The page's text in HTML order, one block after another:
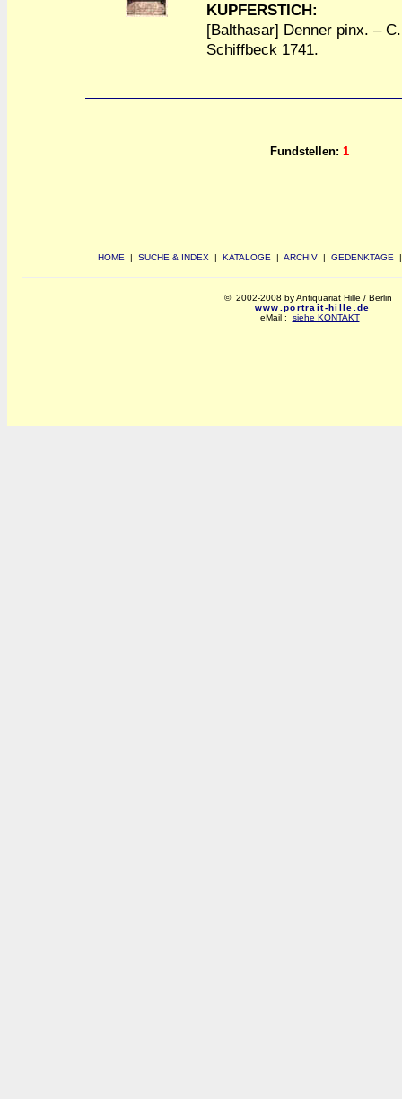
KUPFERSTICH:
[Balthasar] Denner pinx. –
Schiffbeck 1741.
Fundstellen: 1
HOME | SUCHE & INDEX | KATALOGE | ARCHIV | GEDENKTAGE
© 2002-2008 by Antiquariat Hille / Berlin
www.portrait-hille.de
eMail : siehe KONTAKT